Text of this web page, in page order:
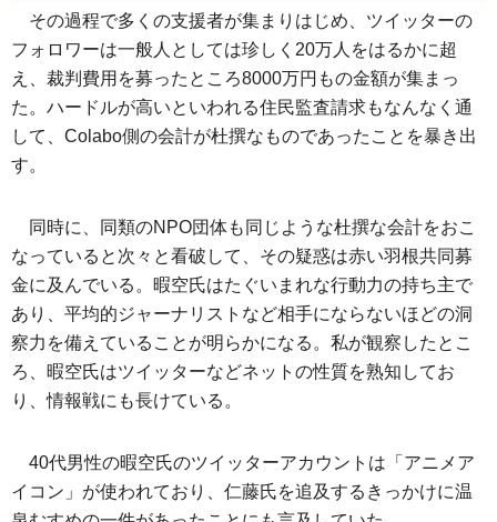
その過程で多くの支援者が集まりはじめ、ツイッターの
フォロワーは一般人としては珍しく20万人をはるかに超
え、裁判費用を募ったところ8000万円もの金額が集まっ
た。ハードルが高いといわれる住民監査請求もなんなく通
して、Colabo側の会計が杜撰なものであったことを暴き出
す。
同時に、同類のNPO団体も同じような杜撰な会計をおこ
なっていると次々と看破して、その疑惑は赤い羽根共同募
金に及んでいる。暇空氏はたぐいまれな行動力の持ち主で
あり、平均的ジャーナリストなど相手にならないほどの洞
察力を備えていることが明らかになる。私が観察したとこ
ろ、暇空氏はツイッターなどネットの性質を熟知してお
り、情報戦にも長けている。
40代男性の暇空氏のツイッターアカウントは「アニメア
イコン」が使われており、仁藤氏を追及するきっかけに温